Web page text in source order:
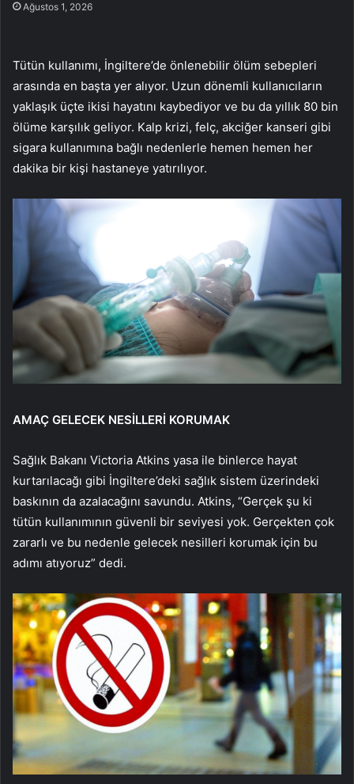
Ağustos 1, 2026
Tütün kullanımı, İngiltere’de önlenebilir ölüm sebepleri
arasında en başta yer alıyor. Uzun dönemli kullanıcıların
yaklaşık üçte ikisi hayatını kaybediyor ve bu da yıllık 80 bin
ölüme karşılık geliyor. Kalp krizi, felç, akciğer kanseri gibi
sigara kullanımına bağlı nedenlerle hemen hemen her
dakika bir kişi hastaneye yatırılıyor.
AMAÇ GELECEK NESİLLERİ KORUMAK
Sağlık Bakanı Victoria Atkins yasa ile binlerce hayat
kurtarılacağı gibi İngiltere’deki sağlık sistem üzerindeki
baskının da azalacağını savundu. Atkins, “Gerçek şu ki
tütün kullanımının güvenli bir seviyesi yok. Gerçekten çok
zararlı ve bu nedenle gelecek nesilleri korumak için bu
adımı atıyoruz” dedi.